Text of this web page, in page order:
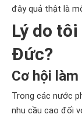
đây quả thật là
Lý do
Đức?
Cơ hội
Trong các nước
nhu cầu cao đối